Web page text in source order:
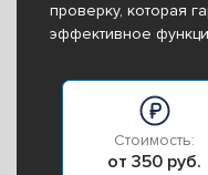
проверку, которая
эффективное
Стоимость:
от 350 руб.